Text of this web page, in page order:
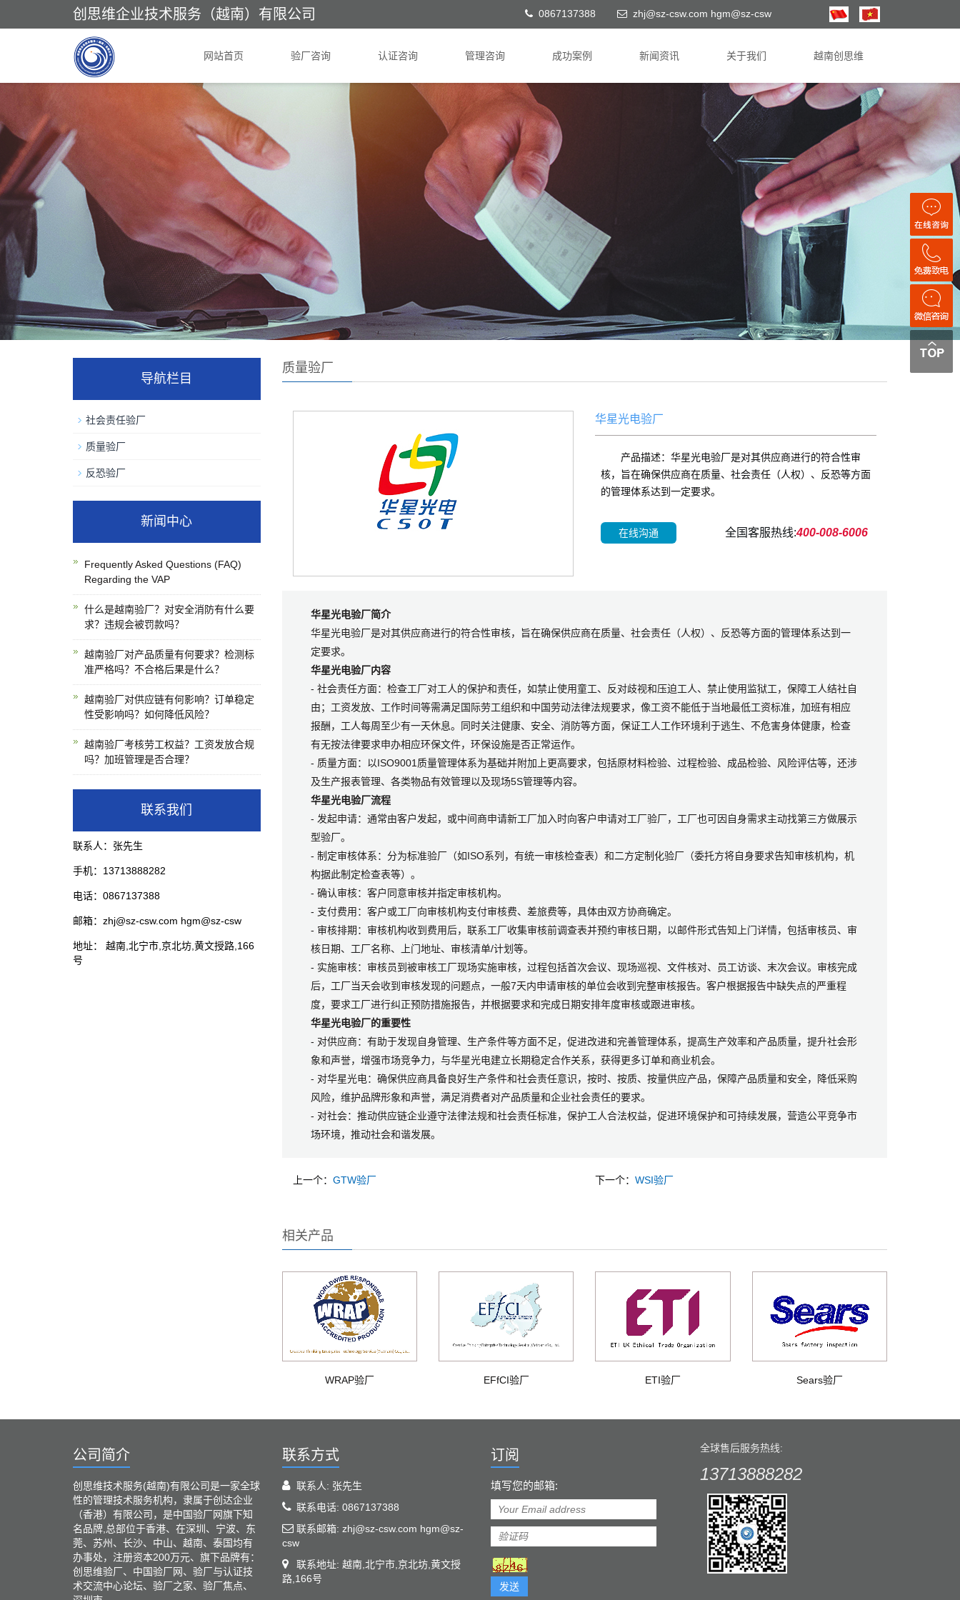
创思维企业技术服务（越南）有限公司 0867137388 zhj@sz-csw.com hgm@sz-csw
网站首页 验厂咨询 认证咨询 管理咨询 成功案例 新闻资讯 关于我们 越南创思维
质量验厂
华星光电验厂
产品描述：华星光电验厂是对其供应商进行的符合性审
核，旨在确保供应商在质量、社会责任（人权）、反恐等方面
的管理体系达到一定要求。
在线沟通 全国客服热线:400-008-6006
华星光电验厂简介
华星光电验厂是对其供应商进行的符合性审核，旨在确保供应商在质量、社会责任（人权）、反恐等方面的管理体系达到一
定要求。
华星光电验厂内容
- 社会责任方面：检查工厂对工人的保护和责任，如禁止使用童工、反对歧视和压迫工人、禁止使用监狱工，保障工人结社自
由；工资发放、工作时间等需满足国际劳工组织和中国劳动法律法规要求，像工资不能低于当地最低工资标准，加班有相应
报酬，工人每周至少有一天休息。同时关注健康、安全、消防等方面，保证工人工作环境利于逃生、不危害身体健康，检查
有无按法律要求申办相应环保文件，环保设施是否正常运作。
- 质量方面：以ISO9001质量管理体系为基础并附加上更高要求，包括原材料检验、过程检验、成品检验、风险评估等，还涉
及生产报表管理、各类物品有效管理以及现场5S管理等内容。
华星光电验厂流程
- 发起申请：通常由客户发起，或中间商申请新工厂加入时向客户申请对工厂验厂，工厂也可因自身需求主动找第三方做展示
型验厂。
- 制定审核体系：分为标准验厂（如ISO系列，有统一审核检查表）和二方定制化验厂（委托方将自身要求告知审核机构，机
构据此制定检查表等）。
- 确认审核：客户同意审核并指定审核机构。
- 支付费用：客户或工厂向审核机构支付审核费、差旅费等，具体由双方协商确定。
- 审核排期：审核机构收到费用后，联系工厂收集审核前调查表并预约审核日期，以邮件形式告知上门详情，包括审核员、审
核日期、工厂名称、上门地址、审核清单/计划等。
- 实施审核：审核员到被审核工厂现场实施审核，过程包括首次会议、现场巡视、文件核对、员工访谈、末次会议。审核完成
后，工厂当天会收到审核发现的问题点，一般7天内申请审核的单位会收到完整审核报告。客户根据报告中缺失点的严重程
度，要求工厂进行纠正预防措施报告，并根据要求和完成日期安排年度审核或跟进审核。
华星光电验厂的重要性
- 对供应商：有助于发现自身管理、生产条件等方面不足，促进改进和完善管理体系，提高生产效率和产品质量，提升社会形
象和声誉，增强市场竞争力，与华星光电建立长期稳定合作关系，获得更多订单和商业机会。
- 对华星光电：确保供应商具备良好生产条件和社会责任意识，按时、按质、按量供应产品，保障产品质量和安全，降低采购
风险，维护品牌形象和声誉，满足消费者对产品质量和企业社会责任的要求。
- 对社会：推动供应链企业遵守法律法规和社会责任标准，保护工人合法权益，促进环境保护和可持续发展，营造公平竞争市
场环境，推动社会和谐发展。
上一个： GTW验厂 下一个：WSI验厂
相关产品
WRAP验厂 EFfCI验厂 ETI验厂 Sears验厂
导航栏目
社会责任验厂
质量验厂
反恐验厂
新闻中心
Frequently Asked Questions (FAQ)
Regarding the VAP
什么是越南验厂？对安全消防有什么要
求？违规会被罚款吗？
越南验厂对产品质量有何要求？检测标
准严格吗？不合格后果是什么？
越南验厂对供应链有何影响？订单稳定
性受影响吗？如何降低风险？
越南验厂考核劳工权益？工资发放合规
吗？加班管理是否合理？
联系我们
联系人：张先生
手机：13713888282
电话：0867137388
邮箱：zhj@sz-csw.com hgm@sz-csw
地址： 越南,北宁市,京北坊,黄文授路,166
号
公司简介
创思维技术服务(越南)有限公司是一家全球
性的管理技术服务机构，隶属于创达企业
（香港）有限公司，是中国验厂网旗下知
名品牌,总部位于香港、在深圳、宁波、东
莞、苏州、长沙、中山、越南、泰国均有
办事处，注册资本200万元、旗下品牌有：
创思维验厂、中国验厂网、验厂与认证技
术交流中心论坛、验厂之家、验厂焦点、
联系方式
联系人: 张先生
联系电话: 0867137388
联系邮箱: zhj@sz-csw.com hgm@sz-
csw
联系地址: 越南,北宁市,京北坊,黄文授
路,166号
订阅
填写您的邮箱:
发送
全球售后服务热线:
13713888282